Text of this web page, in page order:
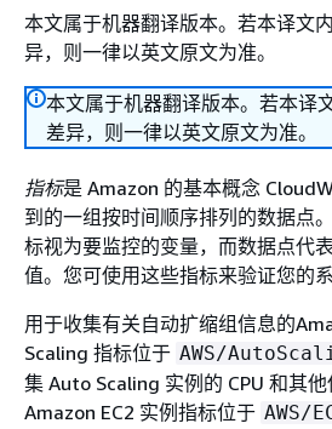
本文属于机器翻译版本。若本译文
异，则一律以英文原文为准。
本文属于机器翻译版本。若本译
差异，则一律以英文原文为准。
指标是 Amazon 的基本概念
到的一组按时间顺序排列的数据点
标视为要监控的变量，而数据点代
值。您可使用这些指标来验证您的
用于收集有关自动扩缩组信息的
Scaling 指标位于 AWS/
集 Auto Scaling 实例的 CPU 和其
Amazon EC2 实例指标位于 AWS/